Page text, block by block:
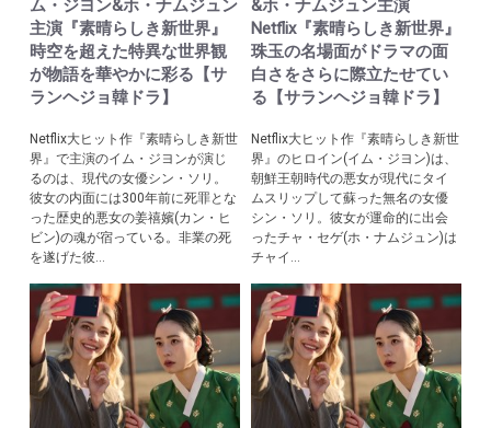
ム・ジヨン&ホ・ナムジュン
主演『素晴らしき新世界』
時空を超えた特異な世界観
が物語を華やかに彩る【サ
ランヘジョ韓ドラ】
Netflix大ヒット作『素晴らしき新世
界』で主演のイム・ジヨンが演じ
るのは、現代の女優シン・ソリ。
彼女の内面には300年前に死罪とな
った歴史的悪女の姜禧嬪(カン・ヒ
ビン)の魂が宿っている。非業の死
を遂げた彼...
&ホ・ナムジュン主演
Netflix『素晴らしき新世界』
珠玉の名場面がドラマの面
白さをさらに際立たせてい
る【サランヘジョ韓ドラ】
Netflix大ヒット作『素晴らしき新世
界』のヒロイン(イム・ジヨン)は、
朝鮮王朝時代の悪女が現代にタイ
ムスリップして蘇った無名の女優
シン・ソリ。彼女が運命的に出会
ったチャ・セゲ(ホ・ナムジュン)は
チャイ...